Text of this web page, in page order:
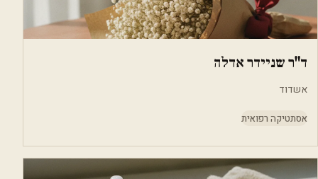
ד"ר שניידר אדלה
אשדוד
אסתטיקה רפואית